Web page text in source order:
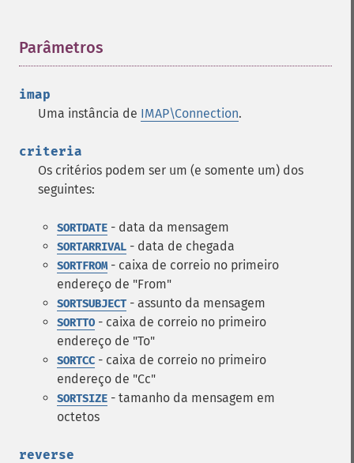
Parâmetros
imap
Uma instância de IMAP\Connection.
criteria
Os critérios podem ser um (e somente um) dos
seguintes:
SORTDATE - data da mensagem
SORTARRIVAL - data de chegada
SORTFROM- caixa de correio no primeiro
endereço de "From"
SORTSUBJECT - assunto da mensagem
SORTTO - caixa de correio no primeiro
endereço de "To"
SORTCC - caixa de correio no primeiro
endereço de "Cc"
SORTSIZE - tamanho da mensagem em
octetos
reverse